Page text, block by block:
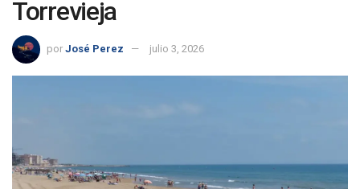
Torrevieja
por José Perez julio 3, 2026